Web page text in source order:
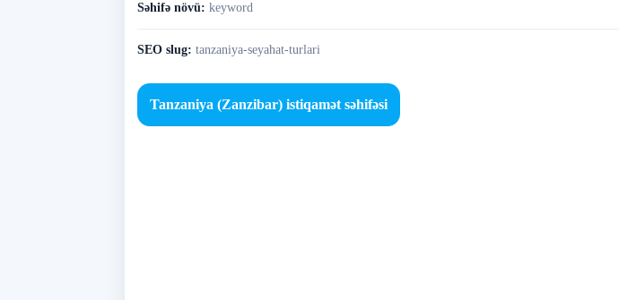
Səhifə növü: keyword
SEO slug: tanzaniya-seyahat-turlari
Tanzaniya (Zanzibar) istiqamət səhifəsi